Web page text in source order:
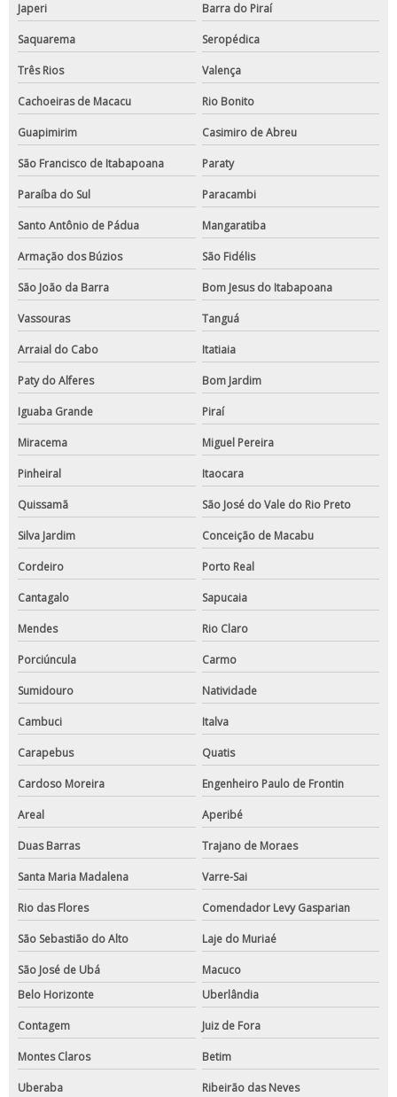
Japeri Barra do Piraí
Saquarema Seropédica
Três Rios Valença
Cachoeiras de Macacu Rio Bonito
Guapimirim Casimiro de Abreu
São Francisco de Itabapoana Paraty
Paraíba do Sul Paracambi
Santo Antônio de Pádua Mangaratiba
Armação dos Búzios São Fidélis
São João da Barra Bom Jesus do Itabapoana
Vassouras Tanguá
Arraial do Cabo Itatiaia
Paty do Alferes Bom Jardim
Iguaba Grande Piraí
Miracema Miguel Pereira
Pinheiral Itaocara
Quissamã São José do Vale do Rio Preto
Silva Jardim Conceição de Macabu
Cordeiro Porto Real
Cantagalo Sapucaia
Mendes Rio Claro
Porciúncula Carmo
Sumidouro Natividade
Cambuci Italva
Carapebus Quatis
Cardoso Moreira Engenheiro Paulo de Frontin
Areal Aperibé
Duas Barras Trajano de Moraes
Santa Maria Madalena Varre-Sai
Rio das Flores Comendador Levy Gasparian
São Sebastião do Alto Laje do Muriaé
São José de Ubá
Macuco
Belo Horizonte
Uberlândia
Contagem Juiz de Fora
Montes Claros Betim
Uberaba Ribeirão das Neves